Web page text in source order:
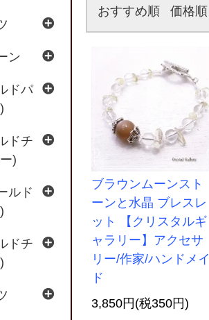
おすすめ順 価格順
ブラウンムーンスト
ーンと水晶 ブレスレ
ット 【クリスタルギ
ャラリー】アクセサ
リー/作家/ハンドメイ
ド
3,850円(税350円)
ン
ドパ
ドチ
)
ルド
ドチ